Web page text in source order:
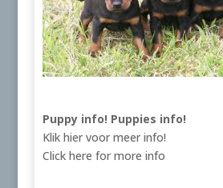
Puppy info! Puppies info!
Klik hier voor meer info!
Click here for more info